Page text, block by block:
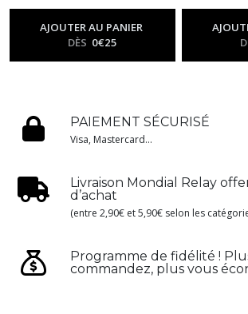
évolution-Me01 - Méga
ÉvolutionAJOUTER AU PANIER
DÈS 0€25
évolution-
Évolution
PAIEMENT SÉCURISÉ
Visa, Mastercard...
Livraison Mondial Relay
d’achat
(entre 2,90€ et 5,90€ selon les
Programme de fidélité !
commandez, plus vous